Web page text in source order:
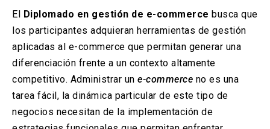
nueva
pestaña)
abre
nueva
pestaña)
enlace
se
abre
nueva
pestaña)
ACCESOS UC
Biblioteca launch
(El
enlace
se
abre
en
Mi Portal UC launch
(El
enlace
se
abre
Correo launch
enlace
El Diplomado en gestión de e-commerce busca que
los participantes adquieran herramientas de gestión
aplicadas al e-commerce que permitan generar una
diferenciación frente a un contexto altamente
competitivo. Administrar un e-commerce no es una
tarea fácil, la dinámica particular de este tipo de
negocios necesitan de la implementación de